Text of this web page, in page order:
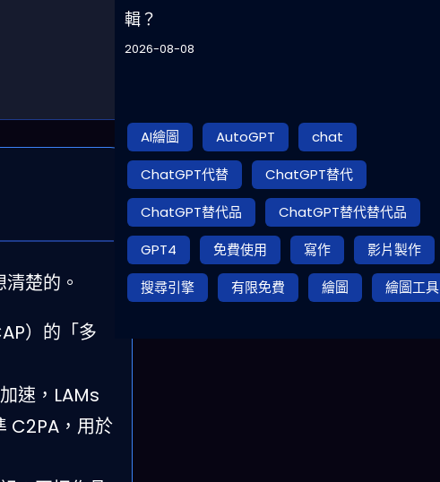
楚的。
）的「多
速，L​AMs
C2PA，用於
輯？
2026-08-08
AI繪圖 AutoGPT
chat
ChatGPT代替
ChatGPT替代
ChatGPT替代品
ChatGPT替代替代品
GPT4
免費使用 寫作
影片製作
搜尋引擎
有限免費 繪圖 繪圖工具